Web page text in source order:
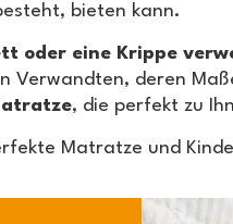
bieten kann.
oder eine Krippe
Verwandten, deren
, die perfekt zu
Matratze und